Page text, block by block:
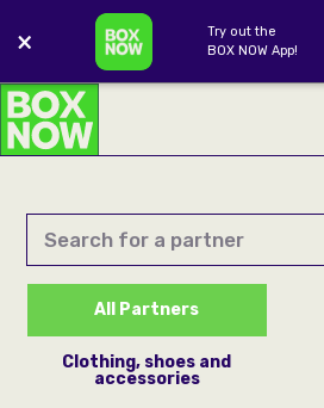
×
Try out the
BOX NOW App!
All Partners
Clothing, shoes and
accessories